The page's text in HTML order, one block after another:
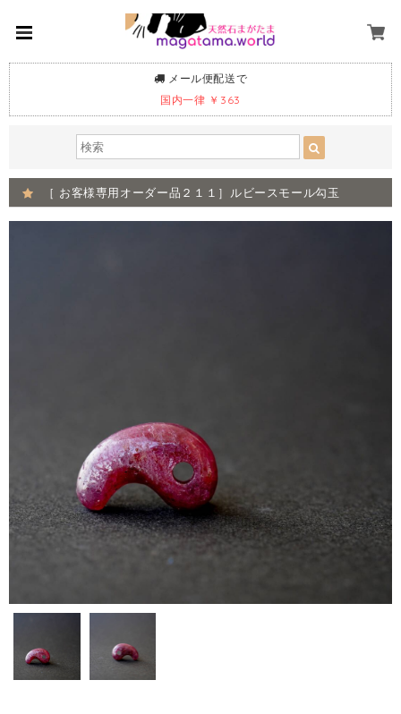
メール便配送で
国内一律 ￥363
［ お客様専用オーダー品２１１］ルビースモール勾玉